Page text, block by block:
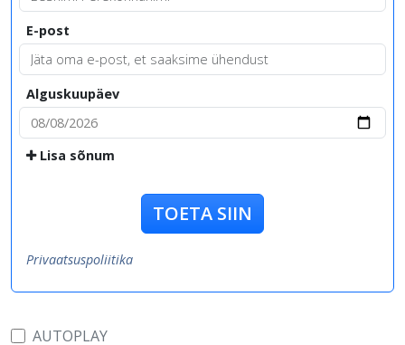
E-post
Alguskuupäev
Lisa sõnum
TOETA SIIN
Privaatsuspoliitika
AUTOPLAY